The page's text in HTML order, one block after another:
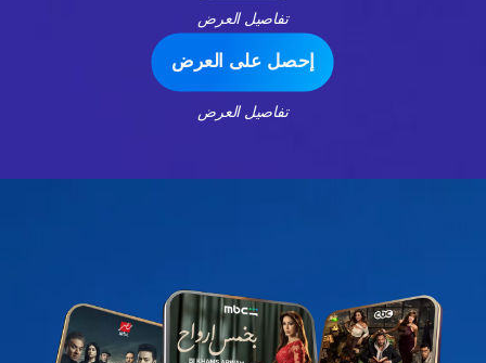
تفاصيل العرض
إحصل على العرض
تفاصيل العرض